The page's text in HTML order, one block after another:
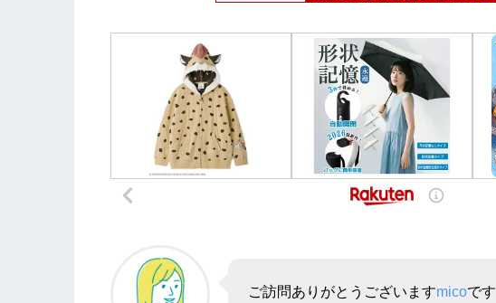
ご訪問ありがとうございますmicoです